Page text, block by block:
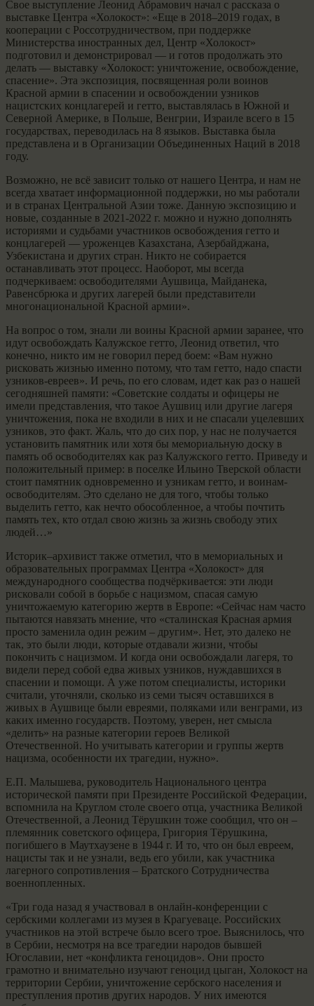
Свое выступление Леонид Абрамович начал с рассказа о
выставке Центра «Холокост»: «Еще в 2018–2019 годах, в
кооперации с Россотрудничеством, при поддержке
Министерства иностранных дел, Центр «Холокост»
подготовил и демонстрировал — и готов продолжать это
делать — выставку «Холокост: уничтожение, освобождение,
спасение». Эта экспозиция, посвященная роли воинов
Красной армии в спасении и освобождении узников
нацистских концлагерей и гетто, выставлялась в Южной и
Северной Америке, в Польше, Венгрии, Израиле всего в 15
государствах, переводилась на 8 языков. Выставка была
представлена и в Организации Объединенных Наций в 2018
году.
Возможно, не всё зависит только от нашего Центра, и нам не
всегда хватает информационной поддержки, но мы работали
и в странах Центральной Азии тоже. Данную экспозицию и
новые, созданные в 2021-2022 г. можно и нужно дополнять
историями и судьбами участников освобождения гетто и
концлагерей — уроженцев Казахстана, Азербайджана,
Узбекистана и других стран. Никто не собирается
останавливать этот процесс. Наоборот, мы всегда
подчеркиваем: освободителями Аушвица, Майданека,
Равенсбрюка и других лагерей были представители
многонациональной Красной армии».
На вопрос о том, знали ли воины Красной армии заранее, что
идут освобождать Калужское гетто, Леонид ответил, что
конечно, никто им не говорил перед боем: «Вам нужно
рисковать жизнью именно потому, что там гетто, надо спасти
узников-евреев». И речь, по его словам, идет как раз о нашей
сегодняшней памяти: «Советские солдаты и офицеры не
имели представления, что такое Аушвиц или другие лагеря
уничтожения, пока не входили в них и не спасали уцелевших
узников, это факт. Жаль, что до сих пор, у нас не получается
установить памятник или хотя бы мемориальную доску в
память об освободителях как раз Калужского гетто. Приведу и
положительный пример: в поселке Ильино Тверской области
стоит памятник одновременно и узникам гетто, и воинам-
освободителям. Это сделано не для того, чтобы только
выделить гетто, как нечто обособленное, а чтобы почтить
память тех, кто отдал свою жизнь за жизнь свободу этих
людей…»
Историк–архивист также отметил, что в мемориальных и
образовательных программах Центра «Холокост» для
международного сообщества подчёркивается: эти люди
рисковали собой в борьбе с нацизмом, спасая самую
уничтожаемую категорию жертв в Европе: «Сейчас нам часто
пытаются навязать мнение, что «сталинская Красная армия
просто заменила один режим – другим». Нет, это далеко не
так, это были люди, которые отдавали жизни, чтобы
покончить с нацизмом. И когда они освобождали лагеря, то
видели перед собой едва живых узников, нуждавшихся в
спасении и помощи. А уже потом специалисты, историки
считали, уточняли, сколько из семи тысяч оставшихся в
живых в Аушвице были евреями, поляками или венграми, из
каких именно государств. Поэтому, уверен, нет смысла
«делить» на разные категории героев Великой
Отечественной. Но учитывать категории и группы жертв
нацизма, особенности их трагедии, нужно».
Е.П. Малышева, руководитель Национального центра
исторической памяти при Президенте Российской Федерации,
вспомнила на Круглом столе своего отца, участника Великой
Отечественной, а Леонид Тёрушкин тоже сообщил, что он –
племянник советского офицера, Григория Тёрушкина,
погибшего в Маутхаузене в 1944 г. И то, что он был евреем,
нацисты так и не узнали, ведь его убили, как участника
лагерного сопротивления – Братского Сотрудничества
военнопленных.
«Три года назад я участвовал в онлайн-конференции с
сербскими коллегами из музея в Крагуеваце. Российских
участников на этой встрече было всего трое. Выяснилось, что
в Сербии, несмотря на все трагедии народов бывшей
Югославии, нет «конфликта геноцидов». Они просто
грамотно и внимательно изучают геноцид цыган, Холокост на
территории Сербии, уничтожение сербского населения и
преступления против других народов. У них имеются